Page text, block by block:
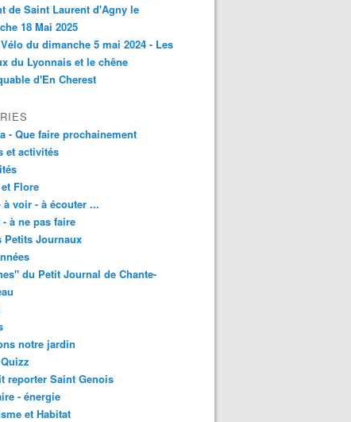
de Saint Laurent d'Agny le
18 Mai 2025
du dimanche 5 mai 2024 - Les
du Lyonnais et le chêne
d'En Cherest
- Que faire prochainement
et activités
Flore
à voir - à écouter ...
à ne pas faire
Petits Journaux
du Petit Journal de Chante-
notre jardin
reporter Saint Genois
- énergie
et Habitat